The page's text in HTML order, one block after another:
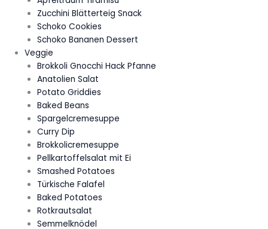
Zucchini Blätterteig Snack
Schoko Cookies
Schoko Bananen Dessert
Veggie
Brokkoli Gnocchi Hack Pfanne
Anatolien Salat
Potato Griddies
Baked Beans
Spargelcremesuppe
Curry Dip
Brokkolicremesuppe
Pellkartoffelsalat mit Ei
Smashed Potatoes
Türkische Falafel
Baked Potatoes
Rotkrautsalat
Semmelknödel